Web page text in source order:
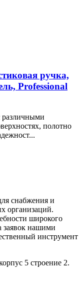
ручка,
Professional
различными
полотно
снабжения и
организаций.
широкого
заявок нашими
инструмент
5 строение 2.